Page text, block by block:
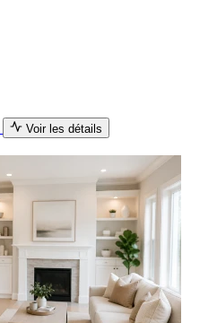
Voir les détails